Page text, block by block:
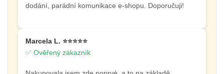
dodání, parádní komunikace e-shopu. Doporučuji!
Marcela L. ⭐⭐⭐⭐⭐
✅ Ověřený zákazník